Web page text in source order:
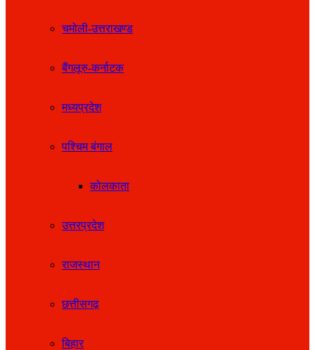
चमोली-उत्तराखण्ड
बैंगलूरु-कर्नाटक
मध्यप्रदेश
पश्चिम बंगाल
कोलकाता
उत्तरप्रदेश
राजस्थान
छत्तीसगढ़
बिहार